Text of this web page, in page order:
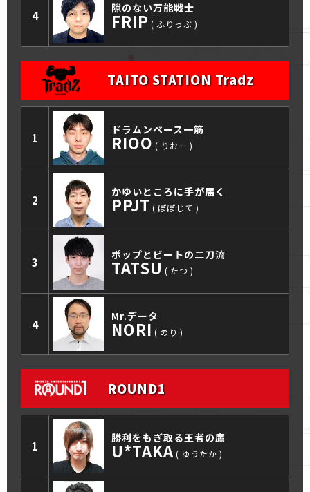
4
隙のない万能戦士
FRIP ふりっぷ
TAITO STATION Tradz
1
ドラムンベース一筋
RIOO りおー
2
かゆいところに手が届く
PPJT ぽぽじて
3
ポップとビートの二刀流
TATSU たつ
4
Mr.データ
NORI のり
ROUND1
1
勝利をもぎ取る王者の鷹
U*TAKA ゆうたか